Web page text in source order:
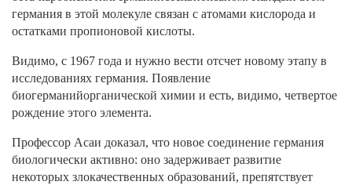
германия в этой молекуле связан с атомами кислорода и
остатками пропионовой кислоты.
Видимо, с 1967 года и нужно вести отсчет новому этапу в
исследованиях германия. Появление
биогерманийорганической химии и есть, видимо, четвертое
рождение этого элемента.
Профессор Асаи доказал, что новое соединение германия
биологически активно: оно задерживает развитие
некоторых злокачественных образований, препятствует